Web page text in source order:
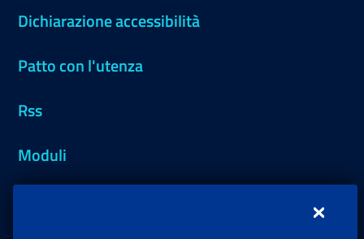
Dichiarazione accessibilità
Patto con l'utenza
Rss
Moduli